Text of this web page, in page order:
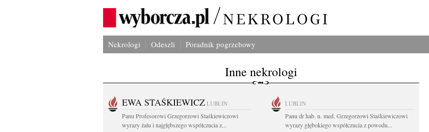
Nekrologi Odeszli Poradnik pogrzebowy
Inne nekrologi
EWA STAŚKIEWICZ LUBLIN
Panu Profesorowi Grzegorzowi Staśkiewiczowi
wyrazy żalu i najgłębszego współczucia z...
LUBLIN
Panu dr hab. n. med. Grzegorzowi Staśkiewiczowi
wyrazy głębokiego współczucia z powodu...